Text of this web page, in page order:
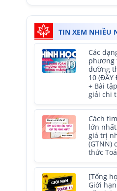
TIN XEM NHIỀU
Các
phương
đường
10 (ĐẦY
+ Bài
giải chi
Cách
lớn nhất
giá trị
(GTNN)
thức
[Tổng
Giới